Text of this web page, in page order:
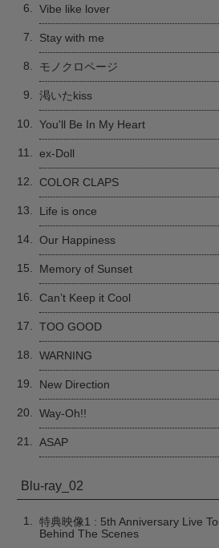
6. Vibe like lover
7. Stay with me
8. モノクロページ
9. 渇いたkiss
10. You'll Be In My Heart
11. ex-Doll
12. COLOR CLAPS
13. Life is once
14. Our Happiness
15. Memory of Sunset
16. Can’t Keep it Cool
17. TOO GOOD
18. WARNING
19. New Direction
20. Way-Oh!!
21. ASAP
Blu-ray_02
1.
特典映像1 : 5th Anniversary Live
Behind The Scenes